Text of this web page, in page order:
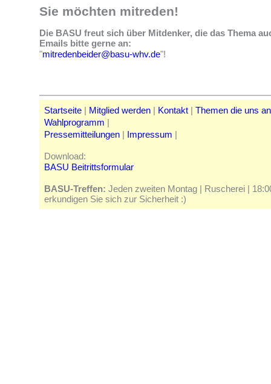
Sie möchten mitreden!
Die BASU freut sich über Mitdenker, die das Thema
Emails bitte gerne an:
"mitredenbeider@basu-whv.de"!
Startseite | Mitglied werden | Kontakt | Themen die uns
Wahlprogramm |
Pressemitteilungen | Impressum |
Download:
BASU Beitrittsformular
BASU-Treffen: Jeden zweiten Montag | Ruscherei |
erkundigen Sie sich zur Sicherheit :)